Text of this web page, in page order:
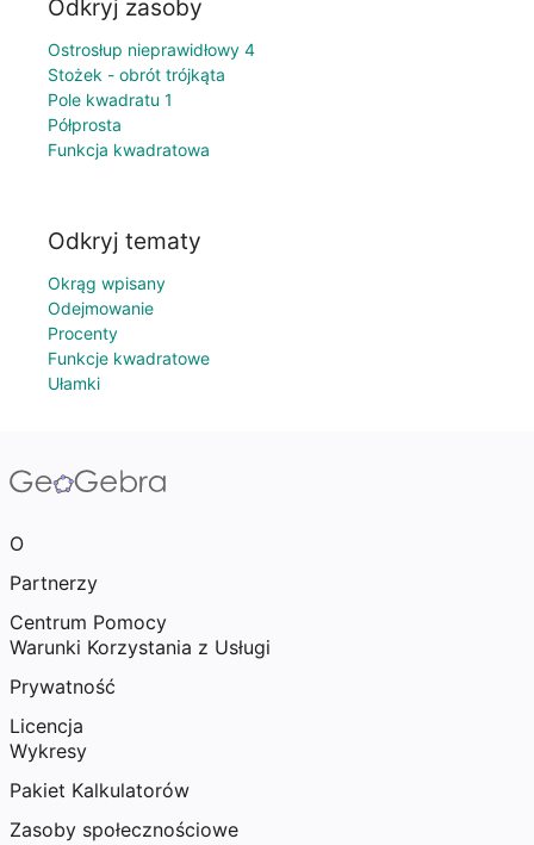
Odkryj zasoby
Ostrosłup nieprawidłowy 4
Stożek - obrót trójkąta
Pole kwadratu 1
Półprosta
Funkcja kwadratowa
Odkryj tematy
Okrąg wpisany
Odejmowanie
Procenty
Funkcje kwadratowe
Ułamki
O
Partnerzy
Centrum Pomocy
Warunki Korzystania z Usługi
Prywatność
Licencja
Wykresy
Pakiet Kalkulatorów
Zasoby społecznościowe